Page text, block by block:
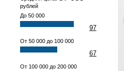
рублей
До 50 000
97
От 50 000 до 100 000
67
От 100 000 до 200 000